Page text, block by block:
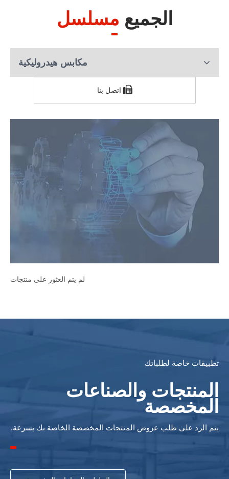
الجميع مسلسل
مكابس هيدروليكية
اتصل بنا
لم يتم العثور على منتجات
تطبيقات خاصة لطلباتك
المنتجات والصناعات
المخصصة
يتم الرد على طلب عروض المنتجات المخصصة الخاصة بك بسرعة.